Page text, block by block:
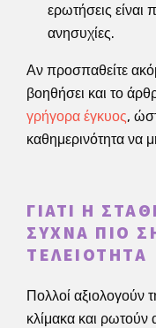
ερωτήσεις είναι
ανησυχίες.
Αν προσπαθείτε
βοηθήσει και το
γρήγορα έγκυος,
καθημερινότητα να
ΓΙΑΤΊ Η
ΣΥΧΝΆ ΠΙΟ
ΤΕΛΕΙΌΤΗΤΑ
Πολλοί αξιολογούν
κλίμακα και ρωτούν